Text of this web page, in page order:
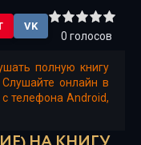
VK
0 голосов
полную книгу
онлайн в
телефона Android,